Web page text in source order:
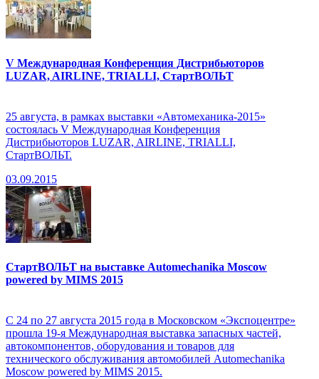
V Международная Конференция Дистрибьюторов
LUZAR, AIRLINE, TRIALLI, СтартВОЛЬТ
25 августа, в рамках выставки «Автомеханика-2015»
состоялась V Международная Конференция
Дистрибьюторов LUZAR, AIRLINE, TRIALLI,
СтартВОЛЬТ.
03.09.2015
СтартВОЛЬТ на выставке Automechanika Moscow
powered by MIMS 2015
С 24 по 27 августа 2015 года в Московском «Экспоцентре»
прошла 19-я Международная выставка запасных частей,
автокомпонентов, оборудования и товаров для
технического обслуживания автомобилей Automechanika
Moscow powered by MIMS 2015.